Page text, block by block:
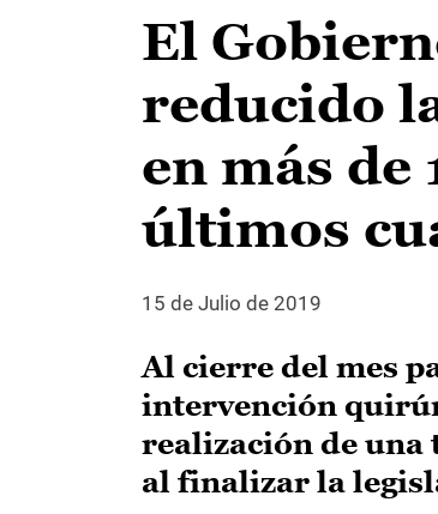
El
reducido
en más de
últimos
15 de Julio de 2019
Al cierre del mes
intervención
realización de una
al finalizar la